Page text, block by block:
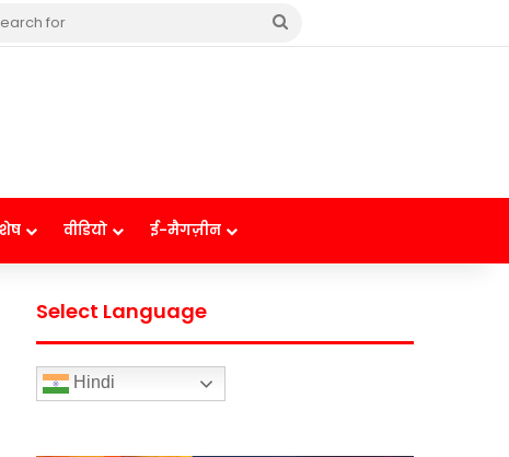
वीडियो ई-मैगज़ीन
Select Language
Hindi